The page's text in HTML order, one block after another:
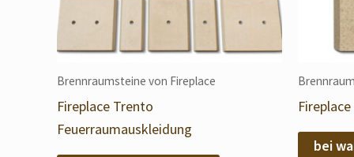
Brennraumsteine von Fireplace
Fireplace Trento
Feuerraumauskleidung
bei